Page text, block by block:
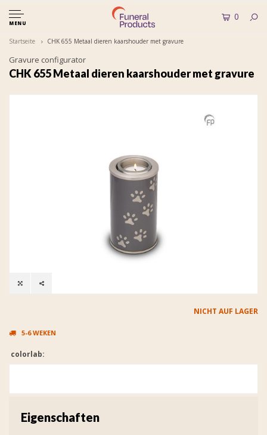
MENU
0
Startseite CHK 655 Metaal dieren kaarshouder met gravure
Gravure configurator
CHK 655 Metaal dieren kaarshouder met gravure
NICHT AUF LAGER
5-6 WEKEN
colorlab:
Eigenschaften